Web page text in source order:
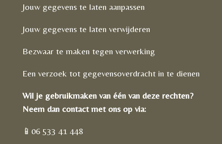
Jouw gegevens te laten aanpassen
Jouw gegevens te laten verwijderen
Bezwaar te maken tegen verwerking
Een verzoek tot gegevensoverdracht in te dienen
Wil je gebruikmaken van één van deze rechten?
Neem dan contact met ons op via:
📱06 533 41 448